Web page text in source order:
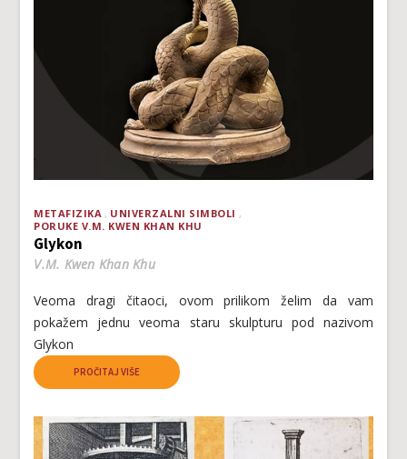
METAFIZIKA
UNIVERZALNI SIMBOLI
PORUKE V.M. KWEN KHAN KHU
Glykon
V.M. Kwen Khan Khu
Veoma dragi čitaoci, ovom prilikom želim da vam
pokažem jednu veoma staru skulpturu pod nazivom
Glykon
PROČITAJ VIŠE